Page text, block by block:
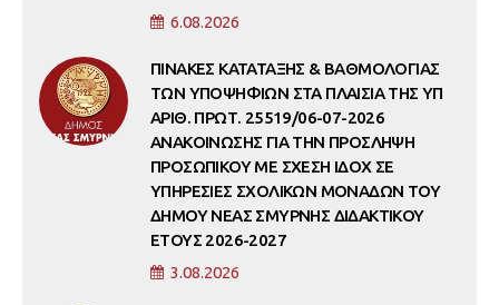
6.08.2026
ΠΙΝΑΚΕΣ ΚΑΤΑΤΑΞΗΣ & ΒΑΘΜΟΛΟΓΙΑΣ
ΤΩΝ ΥΠΟΨΗΦΙΩΝ ΣΤΑ ΠΛΑΙΣΙΑ ΤΗΣ ΥΠ
ΑΡΙΘ. ΠΡΩΤ. 25519/06-07-2026
ΑΝΑΚΟΙΝΩΣΗΣ ΓΙΑ ΤΗΝ ΠΡΟΣΛΗΨΗ
ΠΡΟΣΩΠΙΚΟΥ ΜΕ ΣΧΕΣΗ ΙΔΟΧ ΣΕ
ΥΠΗΡΕΣΙΕΣ ΣΧΟΛΙΚΩΝ ΜΟΝΑΔΩΝ ΤΟΥ
ΔΗΜΟΥ ΝΕΑΣ ΣΜΥΡΝΗΣ ΔΙΔΑΚΤΙΚΟΥ
ΕΤΟΥΣ 2026-2027
3.08.2026